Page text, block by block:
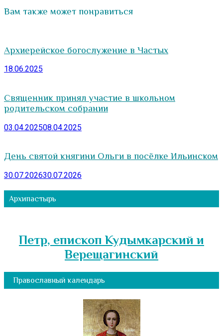
Вам также может понравиться
Архиерейское богослужение в Частых
18.06.2025
Священник принял участие в школьном
родительском собрании
03.04.202508.04.2025
День святой княгини Ольги в посёлке Ильинском
30.07.202630.07.2026
Архипастырь
Петр, епископ Кудымкарский и
Верещагинский
Православный календарь